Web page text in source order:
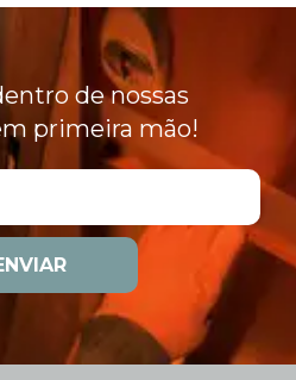
de nossas
primeira mão!